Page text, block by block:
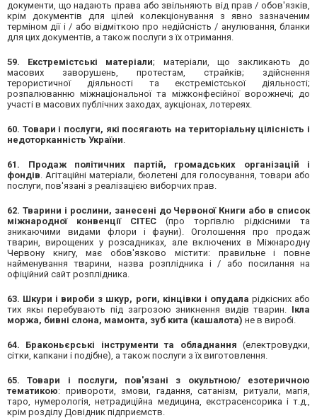
документи, що надають права або звільняють від прав / обов'язків,
крім документів для цілей колекціонування з явно зазначеним
терміном дії і / або відміткою про недійсність / анулювання, бланки
для цих документів, а також послуги з їх отримання.
59. Екстремістські матеріали; матеріали, що закликають до
масових заворушень, протестам, страйків; здійснення
терористичної діяльності та екстремістської діяльності;
розпалюванню міжнаціональної та міжконфесійної ворожнечі; до
участі в масових публічних заходах, аукціонах, лотереях.
60. Товари і послуги, які посягають на територіальну цілісність і
недоторканність України.
61. Продаж політичних партій, громадських організацій і
фондів. Агітаційні матеріали, бюлетені для голосування, товари або
послуги, пов'язані з реалізацією виборчих прав.
62. Тварини і рослини, занесені до Червоної Книги або в список
міжнародної конвенції СІТЕС (про торгівлю рідкісними та
зникаючими видами флори і фауни). Оголошення про продаж
тварин, вирощених у розсадниках, але включених в Міжнародну
Червону книгу, має обов'язково містити: правильне і повне
найменування тварини, назва розплідника і / або посилання на
офіційний сайт розплідника.
63. Шкури і вироби з шкур, роги, кінцівки і опудала рідкісних або
тих якы перебувають під загрозою зникнення видів тварин. Ікла
моржа, бивні слона, мамонта, зуб кита (кашалота) не в виробі.
64. Браконьєрські інструменти та обладнання (електровудки,
сітки, капкани і подібне), а також послуги з їх виготовлення.
65. Товари і послуги, пов'язані з окультною/ езотеричною
тематикою: привороти, змови, гадання, сатанізм, ритуали, магія,
таро, нумерологія, нетрадиційна медицина, екстрасенсорика і т.д.,
крім розділу Довідник підприємств.